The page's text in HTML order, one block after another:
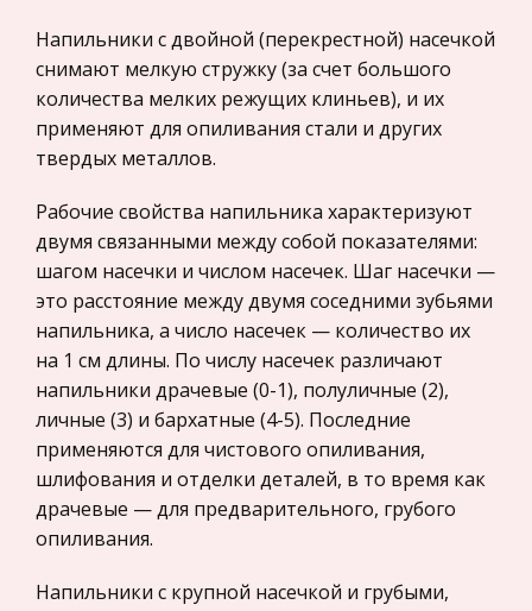
Нероссийское законодательство
Международные экономические и валютно-
кредитные отношения
Политология, Политистория
Радиоэлектроника
Медицина
Пищевые продукты
Конституционное (государственное) право
зарубежных стран
Государственное регулирование, Таможня,
Налоги
Транспорт
Жилищное право
до Хрущева, от Сталина до Ахматовой —
любимый жанр Довлатова. Сам Довлато
Учет готовой продукции
Основное значение придается реализации по
экономическому показателю работы,
определяющим эффективность,
целесообразность хозяйственной деятельности
предприятия, В объе
Предпринимательская культура в период
феодальной раздробленности и
монголотатарского ига
Начало экономического возвышения
Москвы………………………………………………………………..9 3.
Превращение земледелия в ведущую отрасль
обращение и фискальные платежи в условиях
Напильники с двойной (перекрестной) насечкой
снимают мелкую стружку (за счет большого
количества мелких режущих клиньев), и их
применяют для опиливания стали и других
твердых металлов.
Рабочие свойства напильника характеризуют
двумя связанными между собой показателями:
шагом насечки и числом насечек. Шаг насечки —
это расстояние между двумя соседними зубьями
напильника, а число насечек — количество их
на 1 см длины. По числу насечек различают
напильники драчевые (0-1), полуличные (2),
личные (3) и бархатные (4-5). Последние
применяются для чистового опиливания,
шлифования и отделки деталей, в то время как
драчевые — для предварительного, грубого
опиливания.
Напильники с крупной насечкой и грубыми,